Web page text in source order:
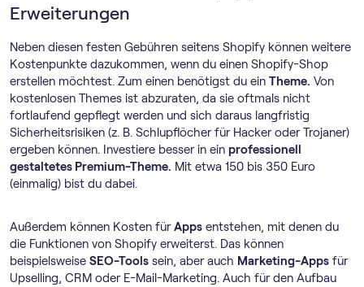
Erweiterungen
Neben diesen festen Gebühren seitens Shopify können weitere
Kostenpunkte dazukommen, wenn du einen Shopify-Shop
erstellen möchtest. Zum einen benötigst du ein Theme. Von
kostenlosen Themes ist abzuraten, da sie oftmals nicht
fortlaufend gepflegt werden und sich daraus langfristig
Sicherheitsrisiken (z. B. Schlupflöcher für Hacker oder Trojaner)
ergeben können. Investiere besser in ein professionell
gestaltetes Premium-Theme. Mit etwa 150 bis 350 Euro
(einmalig) bist du dabei.
Außerdem können Kosten fürApps entstehen, mit denen du
die Funktionen von Shopify erweiterst. Das können
beispielsweise SEO-Tools sein, aber auch Marketing-Apps für
Upselling, CRM oder E-Mail-Marketing. Auch für den Aufbau